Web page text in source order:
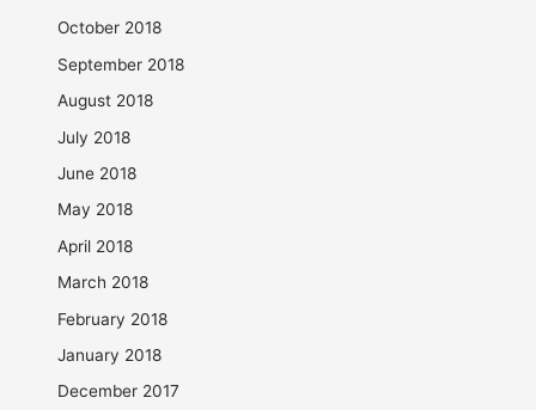
October 2018
September 2018
August 2018
July 2018
June 2018
May 2018
April 2018
March 2018
February 2018
January 2018
December 2017